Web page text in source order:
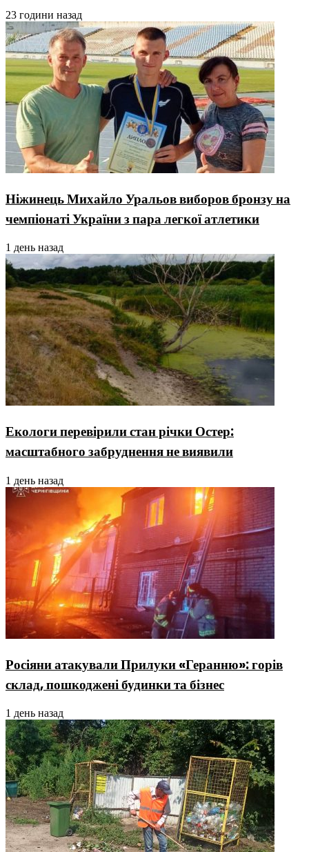
23 години назад
Ніжинець Михайло Уральов виборов бронзу на
чемпіонаті України з пара легкої атлетики
1 день назад
Екологи перевірили стан річки Остер:
масштабного забруднення не виявили
1 день назад
Росіяни атакували Прилуки «Геранню»: горів
склад, пошкоджені будинки та бізнес
1 день назад